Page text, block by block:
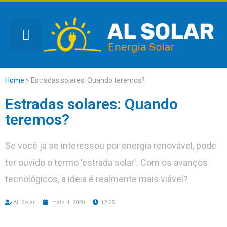
Home » Estradas solares: Quando teremos?
Estradas solares: Quando
teremos?
Se você já se interessou por energia renovável, pode
ter ouvido o termo 'estrada solar'. Com os avanços
tecnológicos, a ideia é realmente mais viável?
AL Solar maio 4, 2020 12:25